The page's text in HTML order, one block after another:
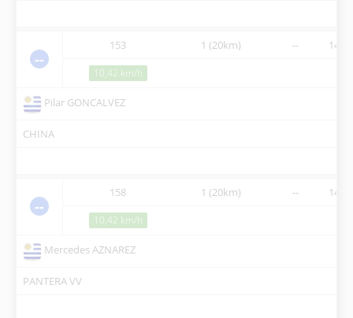
--
153 1 (20km) --
10,42 km/h
Pilar GONCALVEZ
CHINA
--
158 1 (20km) --
10,42 km/h
Mercedes AZNAREZ
PANTERA VV